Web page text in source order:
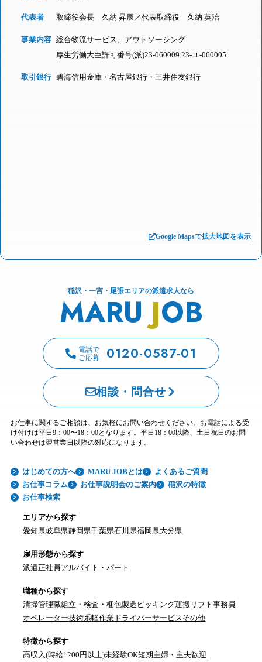
代表者 取締役会長 久納 昇辰／代表取締役 久納 英治
事業内容 総合物流サービス、アウトソーシング
厚生労働大臣許可番号(派)23-060009.23-ユ-060005
取引銀行 碧海信用金庫・名古屋銀行・三井住友銀行
Google Mapsで拡大地図を表示
稲沢・一宮・尾張エリアの派遣求人なら
MARU JOB
電話で
ご応募
0120-0587-01
相談・問合せ
お仕事に関するご相談は、お気軽にお問い合わせください。お電話による受
け付けは平日9：00〜18：00となります。平日18：00以降、土日祝日のお問
い合わせは翌営業日以降の対応になります。
はじめての方へ MARU JOBとは
よくあるご質問
お仕事コラム
お仕事説明会のご案内
稲沢の特徴
お仕事検索
エリアから探す
愛知県岐阜県静岡県千葉県石川県福岡県大分県
雇用形態から探す
派遣正社員 アルバイト・パート
職種から探す
清掃管理職組立・検査・梱包製造 ピッキング運搬 リフト事務員
オペレーター技術系軽作業 ドライバーサービス その他
特徴から探す
高収入(時給1200円以上)未経験OK短期主婦・主夫歓迎